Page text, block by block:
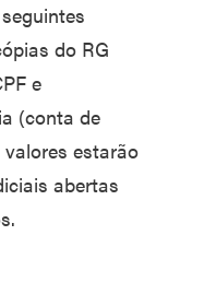
do RG
e
(conta de
estarão
abertas